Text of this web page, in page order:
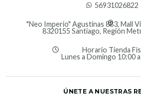
56931026822
"Neo Imperio" Agustinas 883, Mall
8320155 Santiago, Región
Horario Tienda
Lunes a Domingo 10:00
ÚNETE A NUESTRAS